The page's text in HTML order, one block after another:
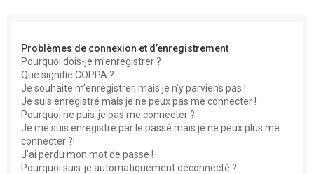
Problèmes de connexion et d’enregistrement
Pourquoi dois-je m’enregistrer ?
Que signifie COPPA ?
Je souhaite m’enregistrer, mais je n’y parviens pas !
Je suis enregistré mais je ne peux pas me connecter !
Pourquoi ne puis-je pas me connecter ?
Je me suis enregistré par le passé mais je ne peux plus me
connecter ?!
J’ai perdu mon mot de passe !
Pourquoi suis-je automatiquement déconnecté ?